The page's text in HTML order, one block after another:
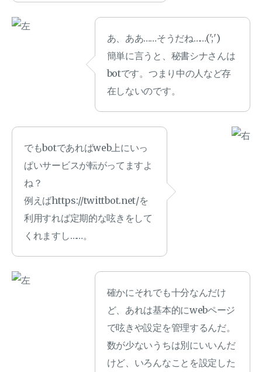
あ、ああ……そうだね……(';')
簡単に言うと、秘書シナさんは
botです。つまり中の人など存
在しないのです。
でもbotであればweb上にいっ
ぱいサービスが転がってますよ
ね？
例えばhttps://twittbot.net/を
利用すれば定期的な呟きをして
くれますし……。
確かにそれでも十分なんだけ
ど、あれは基本的にwebページ
で呟きや設定を管理するんだ。
数が少ないうちは別にいいんだ
けど、いろんなことを設定した